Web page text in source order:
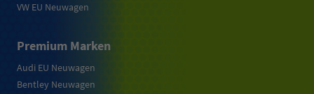
VW EU Neuwagen
Premium Marken
Audi EU Neuwagen
Bentley Neuwagen